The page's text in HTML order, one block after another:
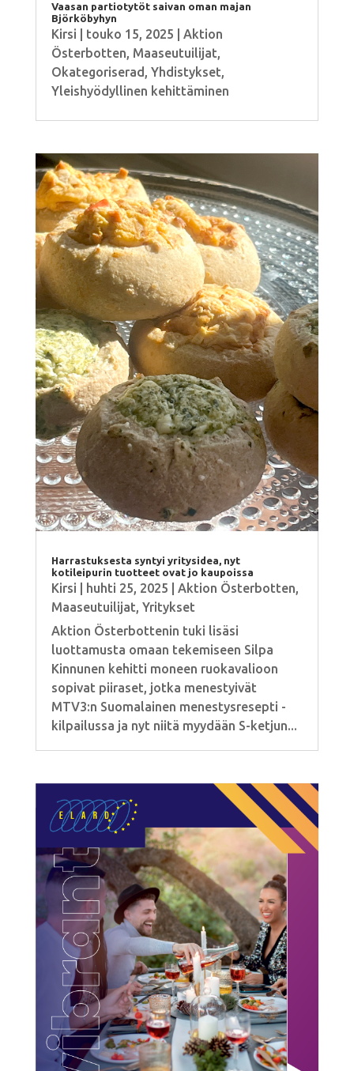
Vaasan partiotytöt saivan oman majan
Björköbyhyn
Kirsi touko 15, 2025
Aktion
Österbotten, Maaseutuilijat,
Okategoriserad, Yhdistykset,
Yleishyödyllinen kehittäminen
Harrastuksesta syntyi yritysidea, nyt
kotileipurin tuotteet ovat jo kaupoissa
Kirsi huhti 25, 2025 Aktion Österbotten,
Maaseutuilijat, Yritykset
Aktion Österbottenin tuki lisäsi
luottamusta omaan tekemiseen Silpa
Kinnunen kehitti moneen ruokavalioon
sopivat piiraset, jotka menestyivät
MTV3:n Suomalainen menestysresepti -
kilpailussa ja nyt niitä myydään S-ketjun...